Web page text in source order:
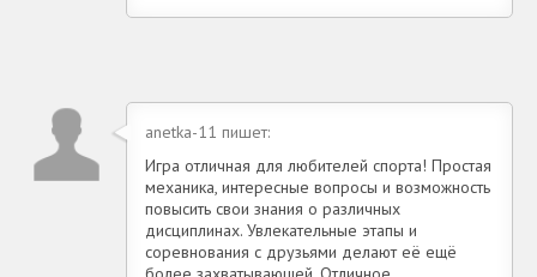
anetka-11 пишет:
Игра отличная для любителей спорта! Простая
механика, интересные вопросы и возможность
повысить свои знания о различных
дисциплинах. Увлекательные этапы и
соревнования с друзьями делают её ещё